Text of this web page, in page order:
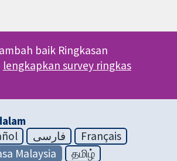
baik Ringkasan
lengkapkan survey ringkas
فارسی
Français
Malaysia தமிழ்